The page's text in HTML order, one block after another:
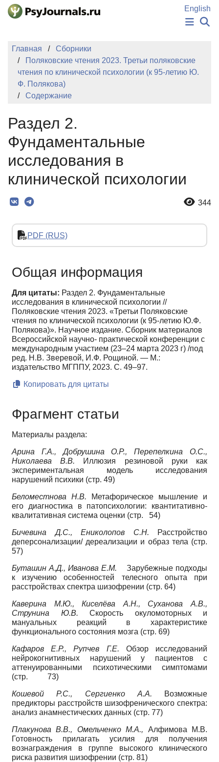
Перейти к основному содержанию
English
НОВОСТИ
ИЗДАНИЯ
АВТОРЫ
ПОДАТЬ РУКОПИСЬ
КЛЮЧЕВЫЕ СЛОВА
Главная
Сборники
Поляковские чтения 2023. Третьи поляковские
чтения по клинической психологии (к 95-летию Ю.
Ф. Полякова)
Содержание
Раздел 2.
Фундаментальные
исследования в
клинической психологии
344
PDF (RUS)
Общая информация
Для цитаты: Раздел 2. Фундаментальные
исследования в клинической психологии //
Поляковские чтения 2023. «Третьи Поляковские
чтения по клинической психологии (к 95-летию Ю.Ф.
Полякова)». Научное издание. Сборник материалов
Всероссийской научно- практической конференции с
международным участием (23–24 марта 2023 г) /под
ред. Н.В. Зверевой, И.Ф. Рощиной. — M.:
издательство МГППУ, 2023. С. 49–97.
Копировать для цитаты
Фрагмент статьи
Материалы раздела:
Арина Г.А., Добрушина О.Р., Перепелкина О.С.,
Николаева В.В. Иллюзия резиновой руки как
экспериментальная модель исследования
нарушений психики (стр. 49)
Беломестнова Н.В. Метафорическое мышление и
его диагностика в патопсихологии: квантитативно-
квалитативная система оценки (стр. 54)
Бичевина Д.С., Ениколопов С.Н. Расстройство
деперсонализации/ дереализации и образ тела (стр.
57)
Буташин А.Д., Иванова Е.М. Зарубежные подходы
к изучению особенностей телесного опыта при
расстройствах спектра шизофрении (стр. 64)
Каверина М.Ю., Киселёва А.Н., Суханова А.В.,
Струнина Ю.В. Скорость окуломоторных и
мануальных реакций в характеристике
функционального состояния мозга (стр. 69)
Кафаров Е.Р., Рупчев Г.Е. Обзор исследований
нейрокогнитивных нарушений у пациентов с
аттенуированными психотическими симптомами
(стр. 73)
Кошевой Р.С., Сергиенко А.А.
Возможные
предикторы расстройств шизофренического спектра:
анализ анамнестических данных (стр. 77)
Плакунова В.В., Омельченко М.А., Алфимова М.В.
Готовность прилагать усилия для получения
вознаграждения в группе высокого клинического
риска развития шизофрении (стр. 81)